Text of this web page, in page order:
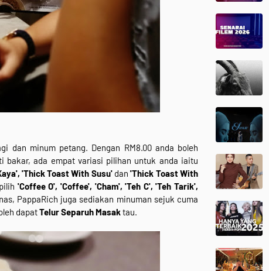
dan minum petang. Dengan RM8.00 anda boleh
bakar, ada empat variasi pilihan untuk anda iaitu
'Thick Toast With Susu' dan 'Thick Toast With
'Coffee O', 'Coffee', 'Cham', 'Teh C', 'Teh Tarik',
PappaRich juga sediakan minuman sejuk cuma
dapatTelur Separuh Masaktau.